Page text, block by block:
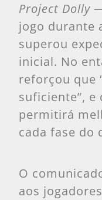
Project Dolly
jogo durante
superou
inicial. No
reforçou que
suficiente”, e
permitirá
cada fase do
O
aos